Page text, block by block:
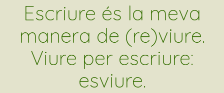
Escriure és la meva
manera de (re)viure.
Viure per escriure:
esviure.